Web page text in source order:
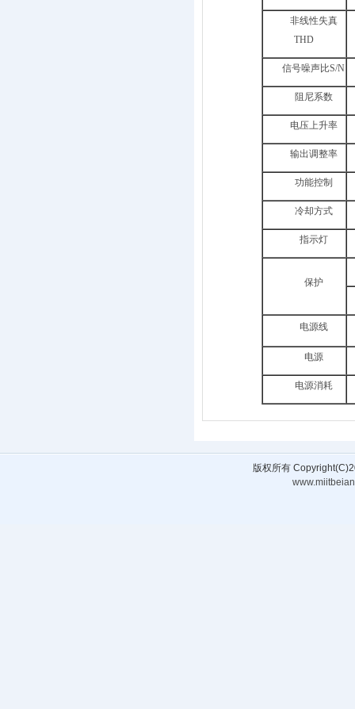
非线性失真
THD
信号噪声比S/N
阻尼系数
电压上升率
输出调整率
功能控制
冷却方式
指示灯
保护
电源线
电源
电源消耗
版权所有